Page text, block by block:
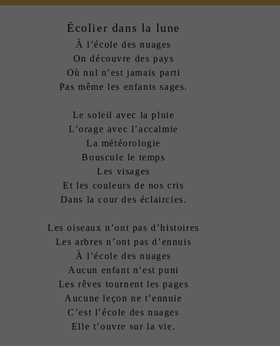
Écolier dans la lune
À l’école des nuages
On découvre des pays
Où nul n’est jamais parti
Pas même les enfants sages.
Le soleil avec la pluie
L’orage avec l’accalmie
La météorologie
Bouscule le temps
Les visages
Et les couleurs de nos cris
Dans la cour des éclaircies.
Les oiseaux n’ont pas d’histoires
Les arbres n’ont pas d’ennuis
À l’école des nuages
Aucun enfant n’est puni
Les rêves tournent les pages
Aucune leçon ne t’ennuie
C’est l’école des nuages
Elle t’ouvre sur la vie.